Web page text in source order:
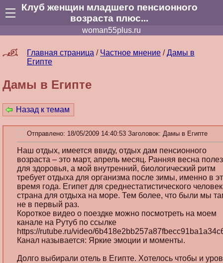
Клуб женщин младшего пенсионного
возраста плюс...
woman55plus.ru
Главная страница / Частное мнение /Дамы в
Египте
Дамы в Египте
Назад к темам
Отправлено: 18/05/2009 14:40:53 Заголовок: Дамы в Египте
Наш отдых, имеется ввиду, отдых дам пенсионного
возраста – это март, апрель месяц. Ранняя весна
для здоровья, а мой внутренний, биологический ритм
требует отдыха для организма после зимы, именно в
время года. Египет для среднестатистического
страна для отдыха на море. Тем более, что были мы
не в первый раз.
Короткое видео о поездке можно посмотреть на моем
канале на Рутуб по ссылке
https://rutube.ru/video/
Канал называется: Яркие эмоции и моменты.
Долго выбирали отель в Египте. Хотелось чтобы и